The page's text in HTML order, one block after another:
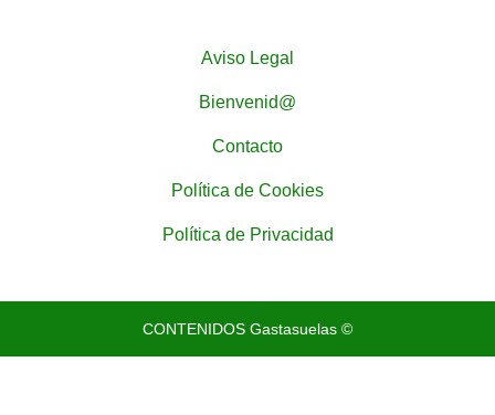
Aviso Legal
Bienvenid@
Contacto
Política de Cookies
Política de Privacidad
CONTENIDOS Gastasuelas ©